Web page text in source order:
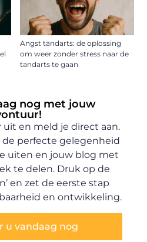
Angst tandarts: de oplossing
om weer zonder stress naar de
tandarts te gaan
nog met jouw
en meld je direct aan.
perfecte gelegenheid
uiten en jouw blog met
te delen. Druk op de
en zet de eerste stap
en ontwikkeling.
u vandaag nog